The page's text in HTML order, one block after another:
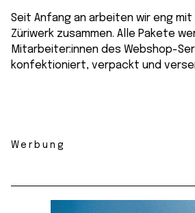
Seit Anfang an arbeiten wir eng
Züriwerk zusammen. Alle Pakete
Mitarbeiter:innen des Webshop-
konfektioniert, verpackt und
Werbung